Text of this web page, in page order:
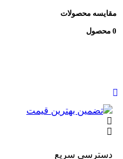
مقایسه محصولات
0 محصول
تضمین بهترین قیمت
دسترسی سریع